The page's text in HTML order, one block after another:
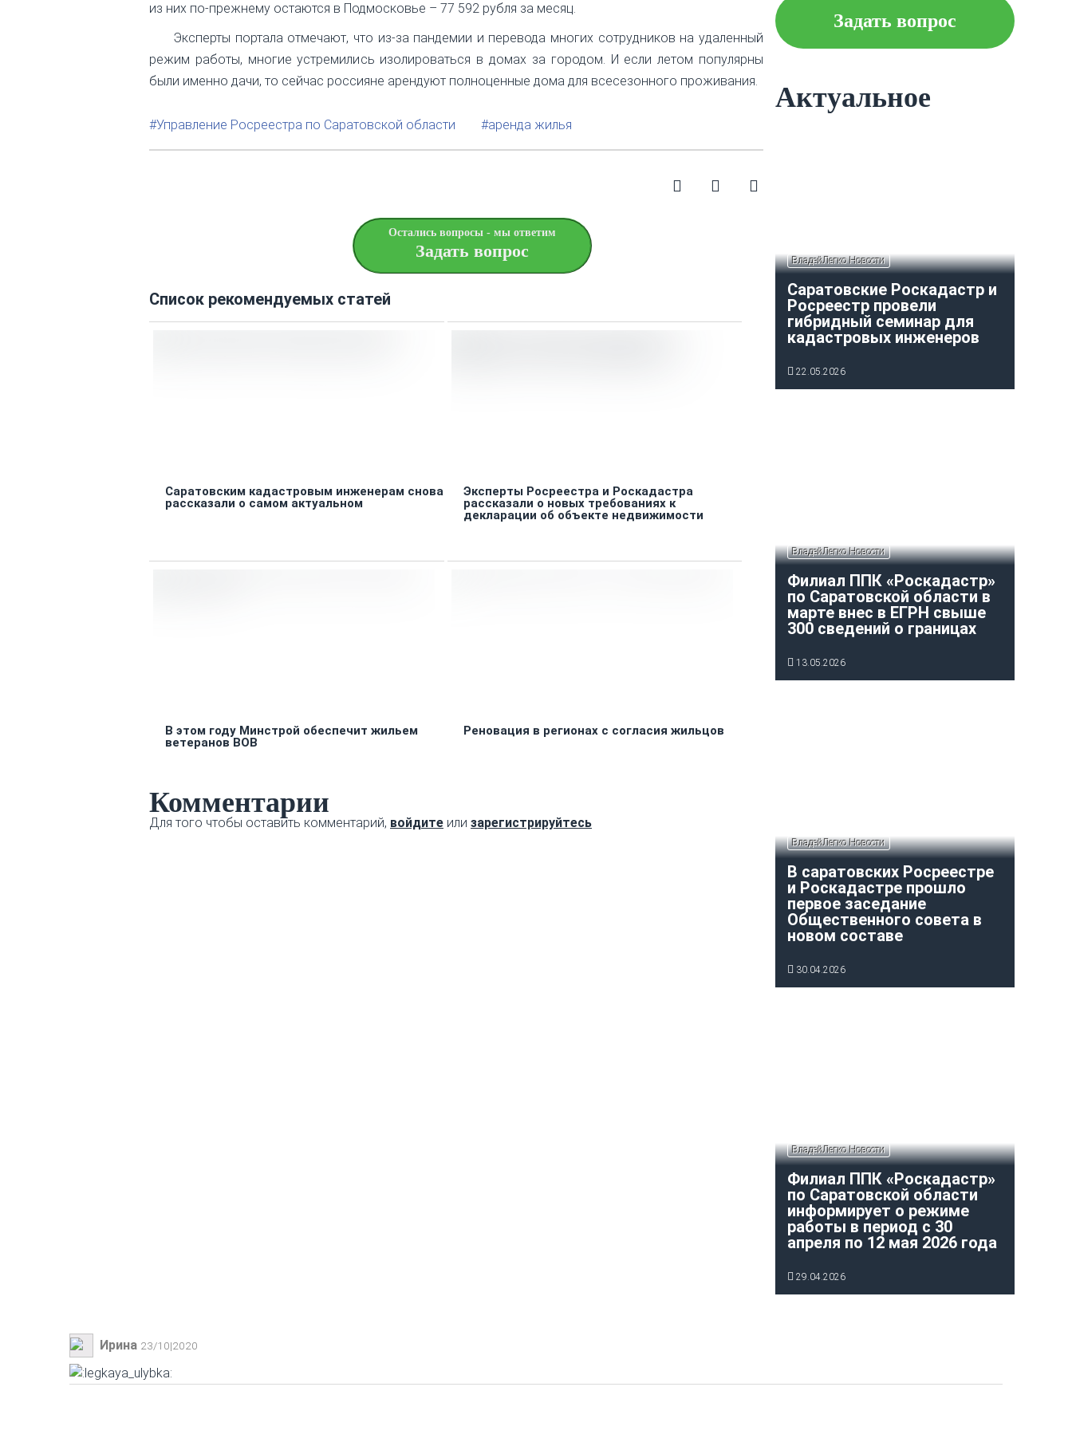
из них по-прежнему остаются в Подмосковье – 77 592 рубля за месяц.
Эксперты портала отмечают, что из-за пандемии и перевода многих сотрудников на удаленный
режим работы, многие устремились изолироваться в домах за городом. И если летом популярны
были именно дачи, то сейчас россияне арендуют полноценные дома для всесезонного проживания.
#Управление Росреестра по Саратовской области #аренда жилья
Остались вопросы - мы ответим
Задать вопрос
Список рекомендуемых статей
Саратовским кадастровым инженерам снова
рассказали о самом актуальном
Эксперты Росреестра и Роскадастра
рассказали о новых требованиях к
декларации об объекте недвижимости
В этом году Минстрой обеспечит жильем
ветеранов ВОВ
Реновация в регионах с согласия жильцов
Комментарии
Для того чтобы оставить комментарий, войдите или зарегистрируйтесь
Что следует знать об
Задать вопрос
Актуальное
ВладейЛегко Новости
Саратовские Роскадастр и
Росреестр провели
гибридный семинар для
кадастровых инженеров
22.05.2026
ВладейЛегко Новости
Филиал ППК «Роскадастр»
по Саратовской области в
марте внес в ЕГРН свыше
300 сведений о границах
13.05.2026
ВладейЛегко Новости
В саратовских Росреестре
и Роскадастре прошло
первое заседание
Общественного совета в
новом составе
30.04.2026
ВладейЛегко Новости
Филиал ППК «Роскадастр»
по Саратовской области
информирует о режиме
работы в период с 30
апреля по 12 мая 2026 года
29.04.2026
Ирина 23/10|2020